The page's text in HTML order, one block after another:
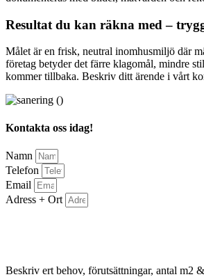
Resultat du kan räkna med –
Målet är en frisk, neutral inomhusmiljö där
företag betyder det färre klagomål, mindre
kommer tillbaka. Beskriv ditt ärende i vårt
Kontakta oss idag!
Namn
Telefon
Email
Adress + Ort
Beskriv ert behov, förutsättningar, antal m2